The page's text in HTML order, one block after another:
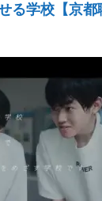
る学校【京都